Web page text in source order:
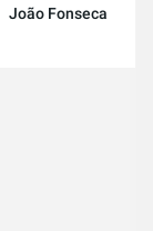
João Fonseca